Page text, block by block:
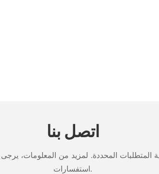
اتصل بنا
المحددة. لمزيد من المعلومات، يرجى
استفسارات.